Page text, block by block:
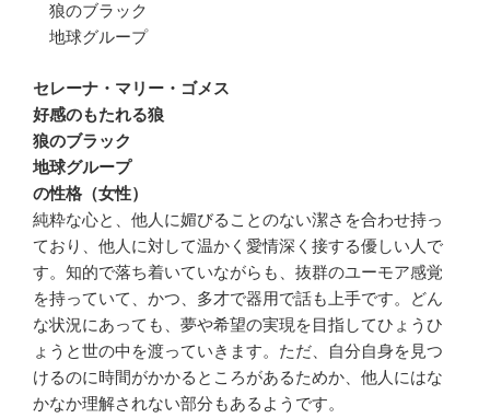
狼のブラック
地球グループ
セレーナ・マリー・ゴメス
好感のもたれる狼
狼のブラック
地球グループ
の性格（女性）
純粋な心と、他人に媚びることのない潔さを合わせ持っ
ており、他人に対して温かく愛情深く接する優しい人で
す。知的で落ち着いていながらも、抜群のユーモア感覚
を持っていて、かつ、多才で器用で話も上手です。どん
な状況にあっても、夢や希望の実現を目指してひょうひ
ょうと世の中を渡っていきます。ただ、自分自身を見つ
けるのに時間がかかるところがあるためか、他人にはな
かなか理解されない部分もあるようです。